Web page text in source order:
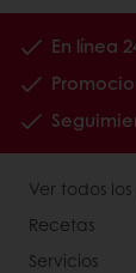
En línea
Ver todos
Recetas
Servicios